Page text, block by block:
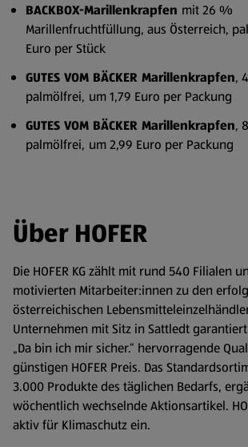
BACKBOX-Marillenkrapfen mit 26 %
Marillenfruchtfüllung, aus Österreich,
Euro per Stück
GUTES VOM BÄCKER Marillenkrapfen,
palmölfrei, um 1,79 Euro per Packung
GUTES VOM BÄCKER Marillenkrapfen,
palmölfrei, um 2,99 Euro per Packung
Über HOFER
Die HOFER KG zählt mit rund 540 Filialen
motivierten Mitarbeiter:innen zu den
österreichischen
Unternehmen mit Sitz in Sattledt
„Da bin ich mir sicher.“ hervorragende
günstigen HOFER Preis. Das
3.000 Produkte des täglichen Bedarfs,
wöchentlich wechselnde Aktionsartikel.
aktiv für Klimaschutz ein.